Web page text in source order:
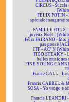
CIRCUS - Succès
FÉLIX POTIN -
spéciale
FAMILLE FOUX -
joyeux Noël...
Félix FAIRANO - Moi
pas pressé
FFF - AC² N
FIDO STEAKY -
belles musiques
FINE YOUNG
France GALL - La
Francis CABREL &
SOSA - Yo vengo a
Francis LEANDRI -